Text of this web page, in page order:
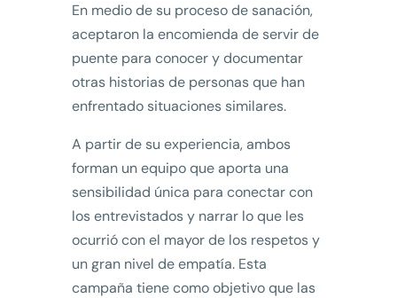
En medio de su proceso de sanación,
aceptaron la encomienda de servir de
puente para conocer y documentar
otras historias de personas que han
enfrentado situaciones similares.
A partir de su experiencia, ambos
forman un equipo que aporta una
sensibilidad única para conectar con
los entrevistados y narrar lo que les
ocurrió con el mayor de los respetos y
un gran nivel de empatía. Esta
campaña tiene como objetivo que las